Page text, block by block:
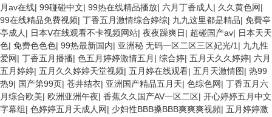
月av在线| 99碰碰中文| 99热在线精品播放| 六月丁香成人 | 久久黄色网|
99在线精品免费视频| 丁香五月激情综合婷综| 九九这里都是精品| 免費亭
亭成人 | 日本V在线观看不卡视频网站| 夜夜躁爽日| 超碰国产av| 日本天天
色| 免费色色色| 99热最新国内| 亚洲秘 无码一区二区三区妃光/1 | 九九性
爱网| 丁香五月播播| 色五月婷婷激情五月 | 综合婷| 五月天久久婷婷| 六月
五月婷婷| 五月久久婷婷天堂视频| 五月婷在线观看| 五月天激情图| 热99
热9| 国产第99页| 苍井结衣| 亚洲国产精品五月天| 色综色网| 丁香五月六
月综合欧美| 欧洲亚洲午夜| 香蕉久久国产AV一区二区| 开心婷婷五月中文
字幕组| 色婷婷五月天成人网| 少妇性BBB搡BBB爽爽爽视頻| 五月婷婷激